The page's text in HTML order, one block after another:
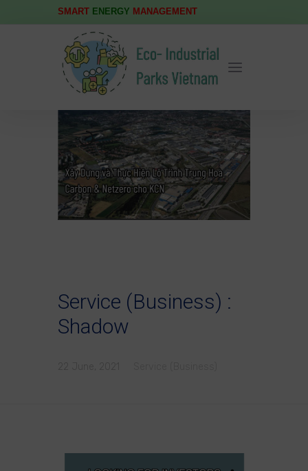
SMART ENERGY MANAGEMENT
Service (Business) :
Shadow